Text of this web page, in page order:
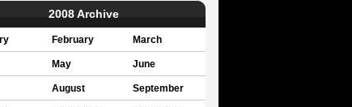
2008 Archive
February March
May June
August September